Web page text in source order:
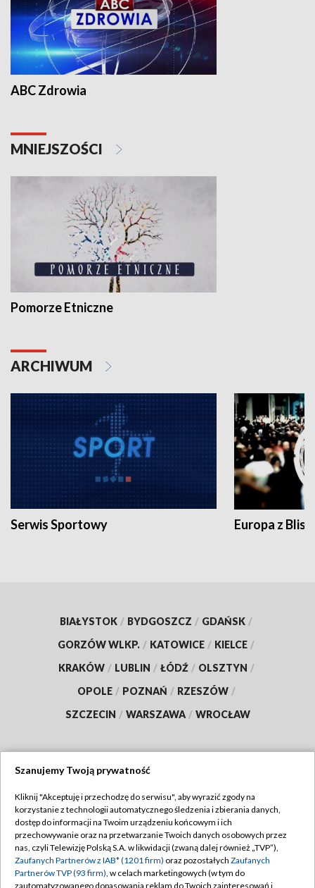
ABC Zdrowia
MNIEJSZOŚCI
Pomorze Etniczne
ARCHIWUM
Serwis Sportowy Europa z
BIAŁYSTOK / BYDGOSZCZ / GDAŃSK /
GORZÓW WLKP. / KATOWICE / KIELCE /
KRAKÓW / LUBLIN / ŁÓDŹ / OLSZTYN /
OPOLE / POZNAŃ / RZESZÓW /
SZCZECIN / WARSZAWA / WROCŁAW
TVP
Abonament TVP
Emisja w TVP
Centrum informacji TVP
Regulamin TVP
Polityka prywatności
Moje zgody
Szanujemy Twoją prywatność
Kliknij "Akceptuję i przechodzę do serwisu", aby wyrazić zgody na
korzystanie z technologii automatycznego śledzenia i zbierania danych,
dostęp do informacji na Twoim urządzeniu końcowym i ich
przechowywanie oraz na przetwarzanie Twoich danych osobowych przez
nas, czyli Telewizję Polską S.A. w likwidacji (zwaną dalej również „TVP”),
Zaufanych Partnerów z IAB* (1201 firm) oraz pozostałych Zaufanych
Partnerów TVP (93 firm), w celach marketingowych (w tym do
zautomatyzowanego dopasowania reklam do Twoich zainteresowań i